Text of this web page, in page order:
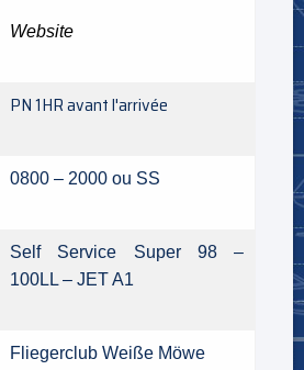
Website
PN 1HR avant l'arrivée
0800 – 2000 ou SS
Self Service Super 98 –
100LL – JET A1
Fliegerclub Weiße Möwe